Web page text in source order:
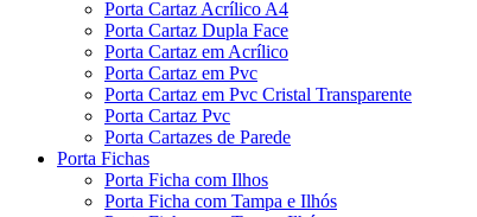
Porta Cartaz Acrílico A4
Porta Cartaz Dupla Face
Porta Cartaz em Acrílico
Porta Cartaz em Pvc
Porta Cartaz em Pvc Cristal Transparente
Porta Cartaz Pvc
Porta Cartazes de Parede
Porta Fichas
Porta Ficha com Ilhos
Porta Ficha com Tampa e Ilhós